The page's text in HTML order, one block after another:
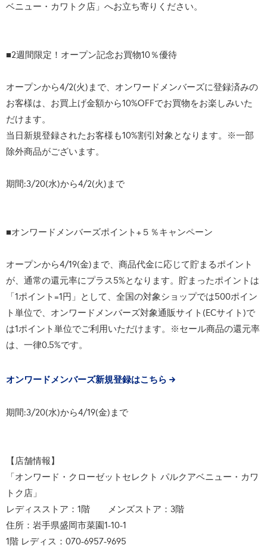
ベニュー・カワトク店」へお立ち寄りください。
■2週間限定！オープン記念お買物10％優待
オープンから4/2(火)まで、オンワードメンバーズに登録済みの
お客様は、お買上げ金額から10%OFFでお買物をお楽しみいた
だけます。
当日新規登録されたお客様も10%割引対象となります。※一部
除外商品がございます。
期間:3/20(水)から4/2(火)まで
■オンワードメンバーズポイント+５％キャンペーン
オープンから4/19(金)まで、商品代金に応じて貯まるポイント
が、通常の還元率にプラス5%となります。貯まったポイントは
「1ポイント=1円」として、全国の対象ショップでは500ポイン
ト単位で、オンワードメンバーズ対象通販サイト(ECサイト)で
は1ポイント単位でご利用いただけます。※セール商品の還元率
は、一律0.5%です。
オンワードメンバーズ新規登録はこちら
期間:3/20(水)から4/19(金)まで
【店舗情報】
「オンワード・クローゼットセレクト パルクアベニュー・カワ
トク店」
レディスストア：1階 メンズストア：3階
住所：岩手県盛岡市菜園1-10-1
1階 レディス：070-6957-9695